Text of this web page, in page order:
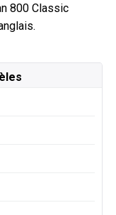
800 Classic